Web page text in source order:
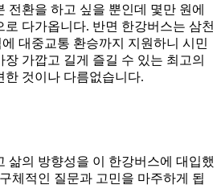
전환을 하고 싶을 뿐인데 몇만 원에
다가옵니다. 반면 한강버스는 삼천
대중교통 환승까지 지원하니 시민
가깝고 길게 즐길 수 있는 최고의
한 것이나 다름없습니다.
삶의 방향성을 이 한강버스에 대입했
체적인 질문과 고민을 마주하게 됩